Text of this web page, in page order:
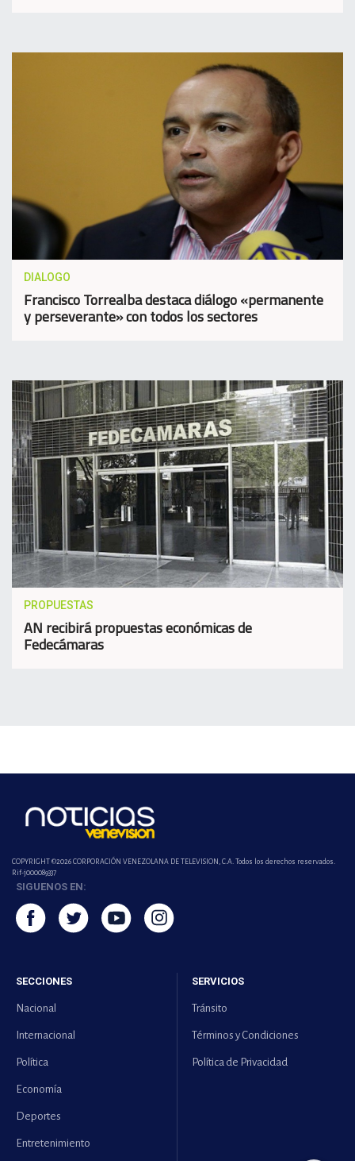
DIALOGO
Francisco Torrealba destaca diálogo «permanente
y perseverante» con todos los sectores
PROPUESTAS
AN recibirá propuestas económicas de
Fedecámaras
COPYRIGHT ©2026 CORPORACIÓN VENEZOLANA DE TELEVISION, C.A. Todos los derechos reservados.
Rif-j000089337
SIGUENOS EN:
SECCIONES
Nacional
Internacional
Política
Economía
Deportes
Entretenimiento
SERVICIOS
Tránsito
Términos y Condiciones
Política de Privacidad